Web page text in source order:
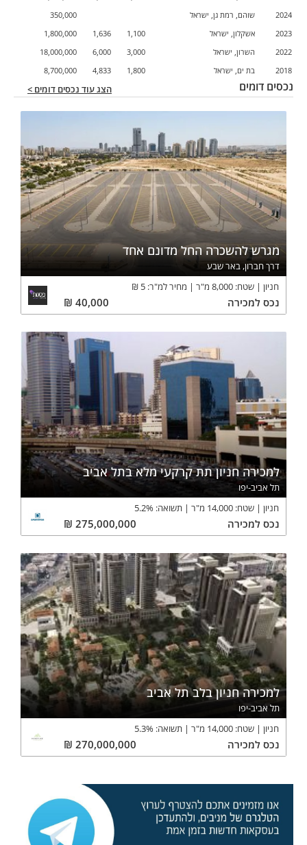
2024
שוהם, רמת גן, ישראל
350,000
2023
אשקלון, ישראל 1,100
1,636
1,800,000
2022
השרון, ישראל 3,000
6,000
18,000,000
2018
בת ים, ישראל 1,800
4,833
8,700,000
נכסים דומים הצג עוד נכסים דומים >
מגרש להשכרה החל מדונם אחד
דרך חברון, באר שבע
חניון
שטח: 8,000 מ"ר מחיר למ"ר: 5
₪
נכס למכירה 40,000
₪
למכירה חניון תת קרקעי מלא בתל אביב
תל אביב-יפו
חניון
שטח: 14,000 מ"ר תשואה: 5.2%
נכס למכירה 275,000,000
₪
למכירה חניון בלב תל אביב
תל אביב-יפו
חניון
שטח: 14,000 מ"ר תשואה: 5.3%
נכס למכירה 270,000,000
₪